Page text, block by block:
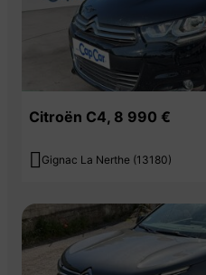
Citroën C4, 8 990 €
 Gignac La Nerthe (13180)